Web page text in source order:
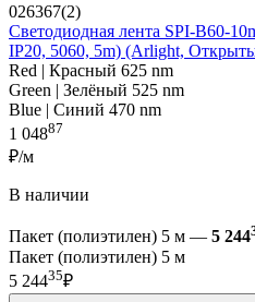
026367(2)
Светодиодная лента SPI-B60-
IP20, 5060, 5m) (Arlight,
Red | Красный 625 nm
Green | Зелёный 525 nm
Blue | Синий 470 nm
1 04887
₽/м
В наличии
Пакет (полиэтилен) 5 м — 5 244
Пакет (полиэтилен) 5 м
5 24435₽